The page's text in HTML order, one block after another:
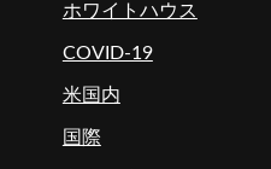
ホワイトハウス
COVID-19
米国内
国際